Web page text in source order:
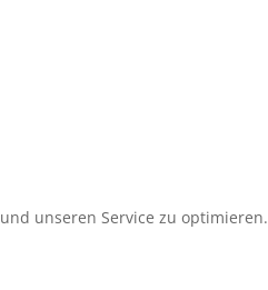
unseren Service zu optimieren.